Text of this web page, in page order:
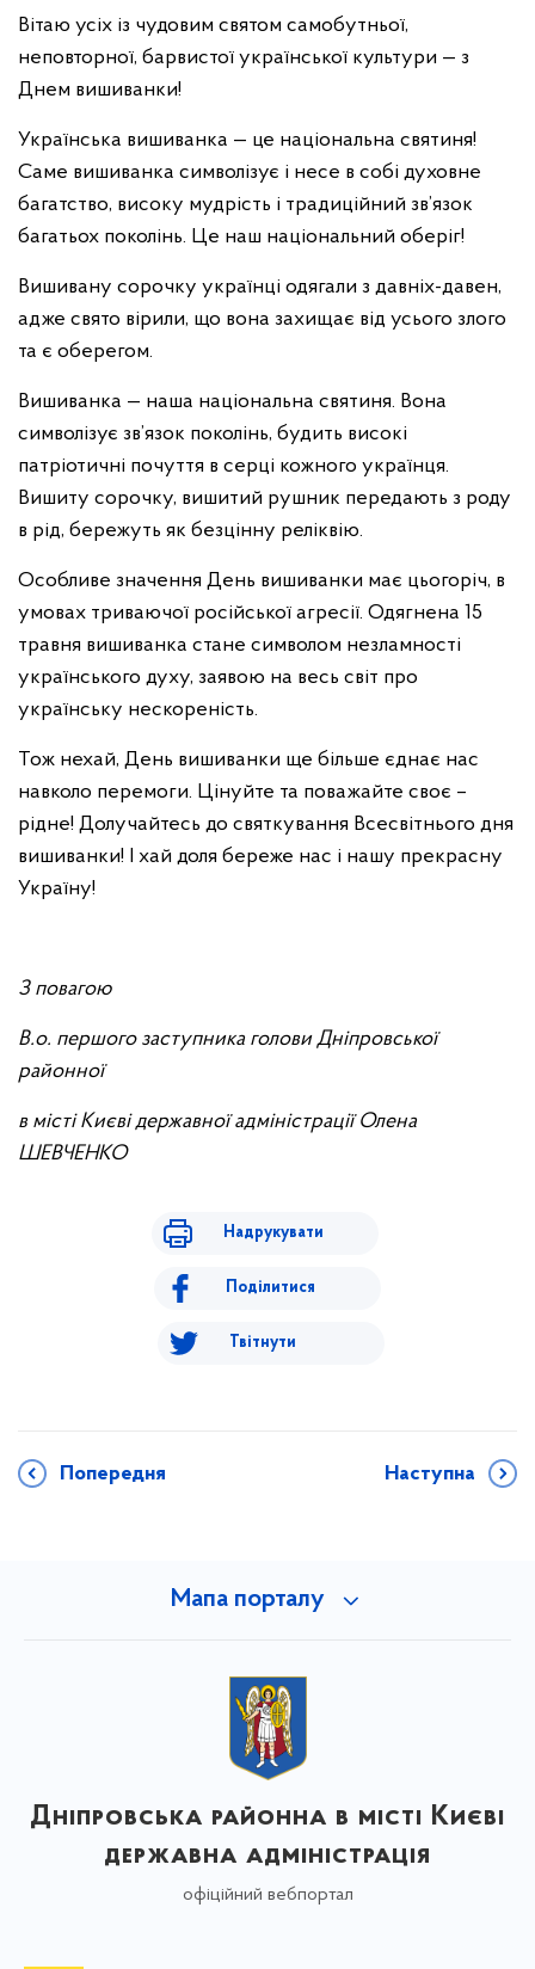
Вітаю усіх із чудовим святом самобутньої,
неповторної, барвистої української культури — з
Днем вишиванки!
Українська вишиванка — це національна святиня!
Саме вишиванка символізує і несе в собі духовне
багатство, високу мудрість і традиційний зв’язок
багатьох поколінь. Це наш національний оберіг!
Вишивану сорочку українці одягали з давніх-давен,
адже свято вірили, що вона захищає від усього злого
та є оберегом.
Вишиванка — наша національна святиня. Вона
символізує зв’язок поколінь, будить високі
патріотичні почуття в серці кожного українця.
Вишиту сорочку, вишитий рушник передають з роду
в рід, бережуть як безцінну реліквію.
Особливе значення День вишиванки має цьогоріч, в
умовах триваючої російської агресії. Одягнена 15
травня вишиванка стане символом незламності
українського духу, заявою на весь світ про
українську нескореність.
Тож нехай, День вишиванки ще більше єднає нас
навколо перемоги. Цінуйте та поважайте своє –
рідне! Долучайтесь до святкування Всесвітнього дня
вишиванки! І хай доля береже нас і нашу прекрасну
Україну!
З повагою
В.о. першого заступника голови Дніпровської
районної
в місті Києві державної адміністрації Олена
ШЕВЧЕНКО
Надрукувати
Поділитися
Твітнути
Попередня Наступна
Мапа порталу
Дніпровська районна в місті Києві
державна адміністрація
офіційний вебпортал